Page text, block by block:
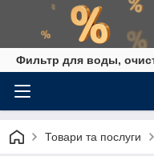
Фильтр для воды,
Товари та послуги